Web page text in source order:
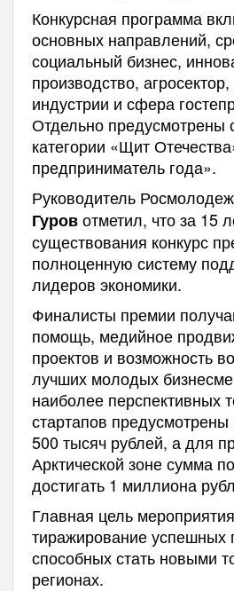
Конкурсная программа
основных направлений,
социальный бизнес,
производство,
индустрии и сфера
Отдельно предусмотрены
категории «Щит
предприниматель года».
Руководитель
Гуровотметил, что за 15
существования конкурс
полноценную систему
лидеров экономики.
Финалисты премии
помощь, медийное
проектов и возможность
лучших молодых
наиболее перспективных
стартапов
500 тысяч рублей, а для
Арктической зоне сумма
достигать 1 миллиона
Главная цель
тиражирование успешных
способных стать новыми
регионах.